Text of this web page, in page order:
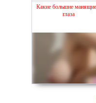
Какие большие
глаза